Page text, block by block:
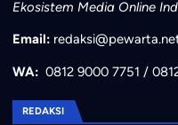
Ekosistem Media Online
Email:
WA: 0812 9000 7751 /
REDAKSI